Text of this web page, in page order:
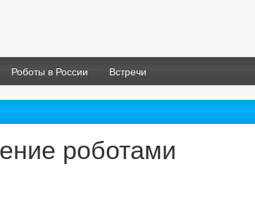
Роботы в России Встречи
роботами